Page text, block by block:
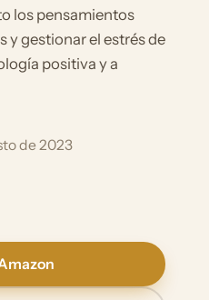
los pensamientos
y gestionar el estrés de
positiva y a
de 2023